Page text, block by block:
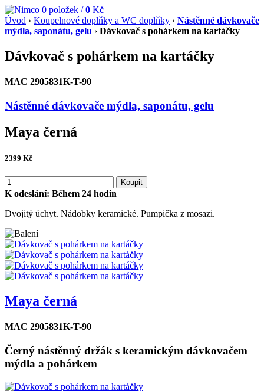
0 položek /0 Kč
Úvod › Koupelnové doplňky a WC doplňky › Nástěnné dávkovače
mýdla, saponátu, gelu › Dávkovač s pohárkem na kartáčky
Dávkovač s pohárkem na kartáčky
MAC 2905831K-T-90
Nástěnné dávkovače mýdla, saponátu, gelu
Maya černá
2399 Kč
Koupit
K odeslání: Během 24 hodin
Dvojitý úchyt. Nádobky keramické. Pumpička z mosazi.
Maya černá
MAC 2905831K-T-90
Černý nástěnný držák s keramickým dávkovačem
mýdla a pohárkem